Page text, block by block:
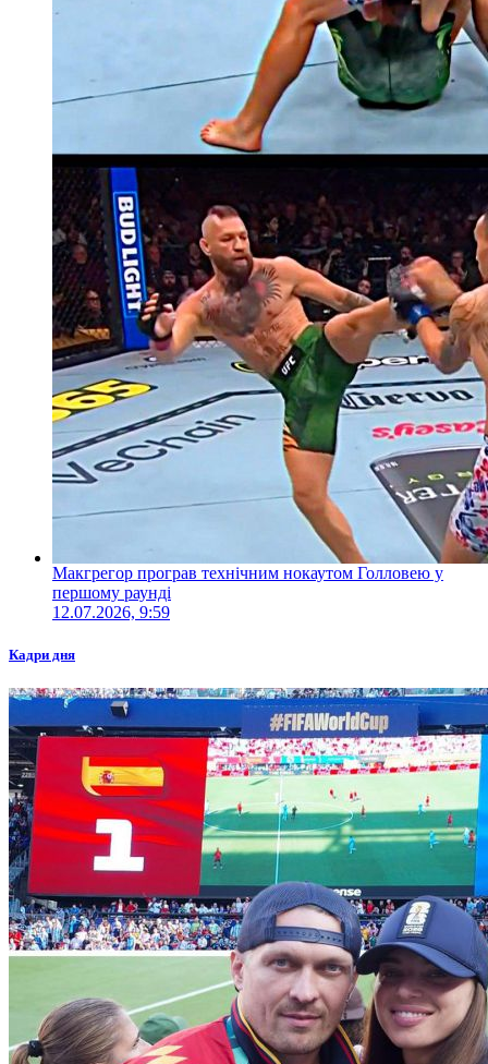
Макгрегор програв технічним нокаутом Голловею у
першому раунді
12.07.2026, 9:59
Кадри дня